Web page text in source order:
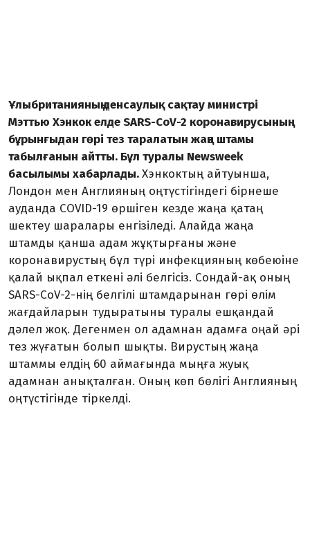
Ұлыбританияның денсаулық сақтау министрі
Мэттью Хэнкок елде SARS-CoV-2 коронавирусының
бұрынғыдан гөрі тез таралатын жаңа штамы
табылғанын айтты. Бұл туралы Newsweek
басылымы хабарлады.Хэнкоктың айтуынша,
Лондон мен Англияның оңтүстігіндегі бірнеше
ауданда COVID-19 өршіген кезде жаңа қатаң
шектеу шаралары енгізіледі. Алайда жаңа
штамды қанша адам жұқтырғаны және
коронавирустың бұл түрі инфекцияның көбеюіне
қалай ықпал еткені әлі белгісіз. Сондай-ақ оның
SARS-CoV-2-нің белгілі штамдарынан гөрі өлім
жағдайларын тудыратыны туралы ешқандай
дәлел жоқ. Дегенмен ол адамнан адамға оңай әрі
тез жүғатын болып шықты. Вирустың жаңа
штаммы елдің 60 аймағында мыңға жуық
адамнан анықталған. Оның көп бөлігі Англияның
оңтүстігінде тіркелді.